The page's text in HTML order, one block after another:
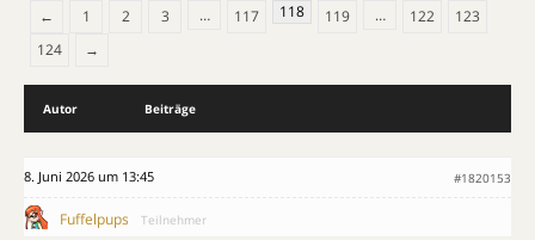
←
1 2 3 … 117 118 119 … 122
123
124
→
Autor Beiträge
8. Juni 2026 um 13:45 #1820153
Fuffelpups Teilnehmer